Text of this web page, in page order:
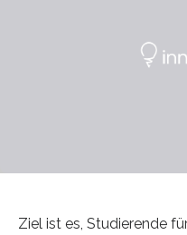
Ziel ist es, Studierende